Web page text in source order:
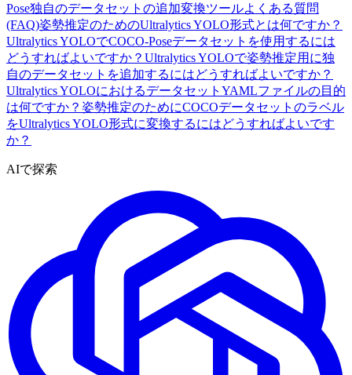
Pose独自のデータセットの追加変換ツールよくある質問
(FAQ)姿勢推定のためのUltralytics YOLO形式とは何ですか？
Ultralytics YOLOでCOCO-Poseデータセットを使用するには
どうすればよいですか？ Ultralytics YOLOで姿勢推定用に独
自のデータセットを追加するにはどうすればよいですか？
Ultralytics YOLOにおけるデータセットYAMLファイルの目的
は何ですか？ 姿勢推定のためにCOCOデータセットのラベル
をUltralytics YOLO形式に変換するにはどうすればよいです
か？
AIで探索